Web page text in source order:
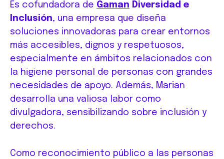
Es cofundadora de Gaman Diversidad e
Inclusión, una empresa que diseña
soluciones innovadoras para crear entornos
más accesibles, dignos y respetuosos,
especialmente en ámbitos relacionados con
la higiene personal de personas con grandes
necesidades de apoyo. Además, Marian
desarrolla una valiosa labor como
divulgadora, sensibilizando sobre inclusión y
derechos.
Como reconocimiento público a las personas